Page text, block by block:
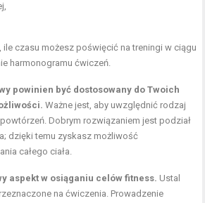
ile czasu możesz poświęcić na treningi w ciągu
harmonogramu ćwiczeń.
powinien być dostosowany do Twoich
Ważne jest, aby uwzględnić rodzaj
Dobrym rozwiązaniem jest podział
dzięki temu zyskasz możliwość
całego ciała.
aspekt w osiąganiu celów fitness. Ustal
na ćwiczenia. Prowadzenie